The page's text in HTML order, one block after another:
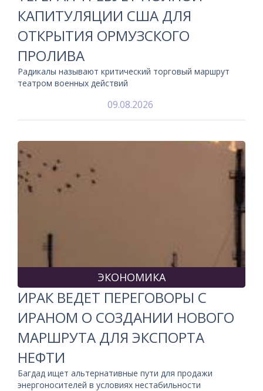
КАПИТУЛЯЦИИ США ДЛЯ
ОТКРЫТИЯ ОРМУЗСКОГО
ПРОЛИВА
Радикалы называют критический торговый маршрут
театром военных действий
09.08.2026
ЭКОНОМИКА
ИРАК ВЕДЕТ ПЕРЕГОВОРЫ С
ИРАНОМ О СОЗДАНИИ НОВОГО
МАРШРУТА ДЛЯ ЭКСПОРТА
НЕФТИ
Багдад ищет альтернативные пути для продажи
энергоносителей в условиях нестабильности